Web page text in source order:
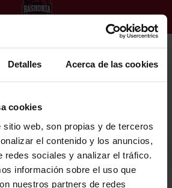
Detalles Acerca de las cookies
cookies
sitio web, son propias y de terceros
el contenido y los anuncios,
redes sociales y analizar el tráfico.
información sobre el uso que
nuestros partners de redes
del club.
de privacidaddel SASKI BASKONIA